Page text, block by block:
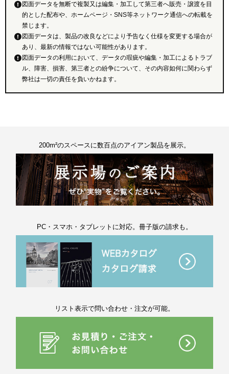
図面データを無断で複製又は編集・加工して第三者へ販売・譲渡を目
的とした配布や、ホームページ・SNS等ネットワーク通信への転載を
禁じます。
図面データは、製品の改良などにより予告なく仕様を変更する場合が
あり、最新の情報ではない可能性があります。
図面データの利用において、データの瑕疵や編集・加工によるトラブ
ル、障害、損害、第三者との紛争について、その内容如何に関わらず
弊社は一切の責任を負いかねます。
200m²のスペースに数百点のアイアン製品を展示。
PC・スマホ・タブレットに対応。冊子版の請求も。
リスト表示で問い合わせ・注文が可能。